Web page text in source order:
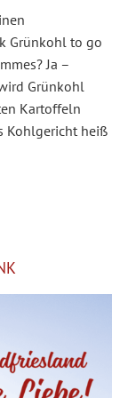
Grünkohl to go
Ja –
Grünkohl
Kartoffeln
Kohlgericht heiß